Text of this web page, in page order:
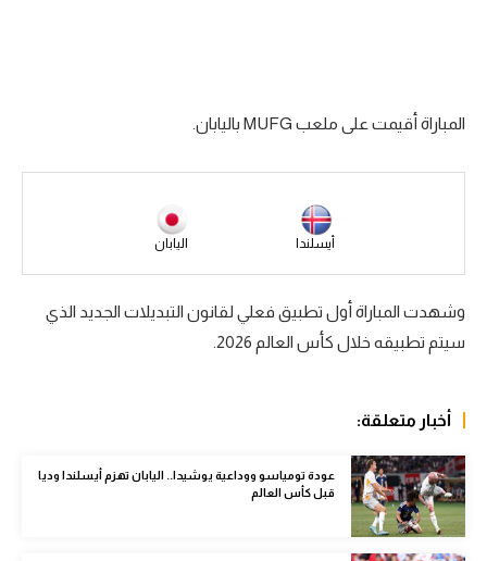
الدوري الإسباني
دوري أبطال أوروبا
القسم الثاني
كرة السلة الأمريكية
كرة سلة
المباراة أقيمت على ملعب MUFG باليابان.
أيسلندا اليابان
وشهدت المباراة أول تطبيق فعلي لقانون التبديلات الجديد الذي
سيتم تطبيقه خلال كأس العالم 2026.
أخبار متعلقة:
عودة تومياسو ووداعية يوشيدا.. اليابان تهزم أيسلندا وديا
قبل كأس العالم